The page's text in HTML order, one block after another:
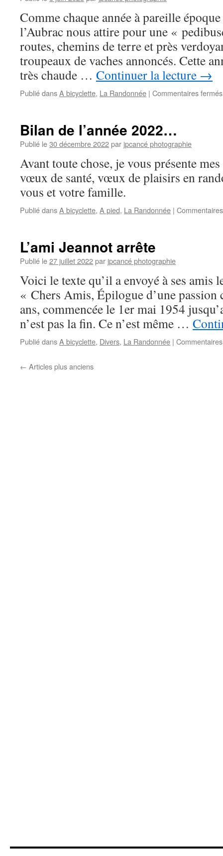
Comme chaque année à pareille
l’Aubrac nous attire pour une «
routes, chemins de terre et près
troupeaux de vaches annoncés. Cette
très chaude … Continuer la lecture →
Publié dansA bicyclette, La Randonnée | Commentaires fermés
Bilan de l’année 2022…
Publié le30 décembre 2022par jpcancé photographie
Avant toute chose, je vous présente
vœux de santé, vœux de plaisirs en
vous et votre famille.
Publié dansA bicyclette, A pied, La Randonnée |
L’ami Jeannot arrête
Publié le27 juillet 2022par jpcancé photographie
Voici le texte qu’il a envoyé à ses amis
« Chers Amis, Épilogue d’une
ans, commencée le 1er mai 1954
n’est pas la fin. Ce n’est même …
Publié dansA bicyclette, Divers, La Randonnée |
← Articles plus anciens